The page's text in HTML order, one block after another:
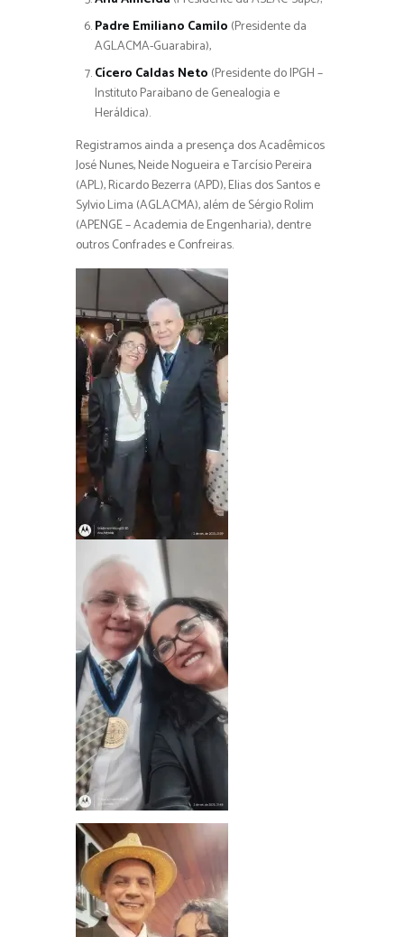
Padre Emiliano Camilo (Presidente da
AGLACMA-Guarabira),
Cícero Caldas Neto (Presidente do IPGH –
Instituto Paraibano de Genealogia e
Heráldica).
Registramos ainda a presença dos Acadêmicos
José Nunes, Neide Nogueira e Tarcísio Pereira
(APL), Ricardo Bezerra (APD), Elias dos Santos e
Sylvio Lima (AGLACMA), além de Sérgio Rolim
(APENGE – Academia de Engenharia), dentre
outros Confrades e Confreiras.